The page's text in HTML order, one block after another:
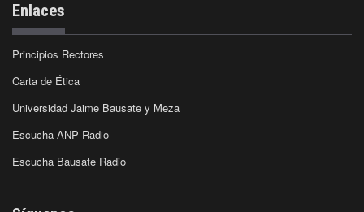
Enlaces
Principios Rectores
Carta de Ética
Universidad Jaime Bausate y Meza
Escucha ANP Radio
Escucha Bausate Radio